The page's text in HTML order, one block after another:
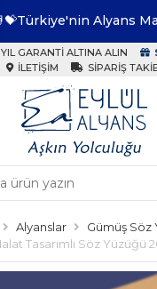
Alyans
GARANTI ALTINA ALIN
İLETIŞIM
SIPARIŞ
Alyanslar
Gümüş Söz
Tasarımlı Söz Yüzüğü